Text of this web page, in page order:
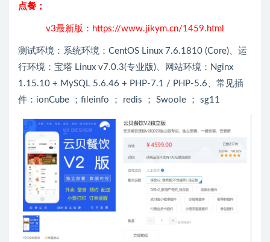
点餐；
v3最新版： https://www.jikym.cn/1459.html
测试环境：系统环境：CentOS Linux 7.6.1810 (Core)、运
行环境：宝塔 Linux v7.0.3(专业版)、网站环境：Nginx
1.15.10 + MySQL 5.6.46 + PHP-7.1 / PHP-5.6、常见插
件：ionCube ；fileinfo ； redis ； Swoole ； sg11